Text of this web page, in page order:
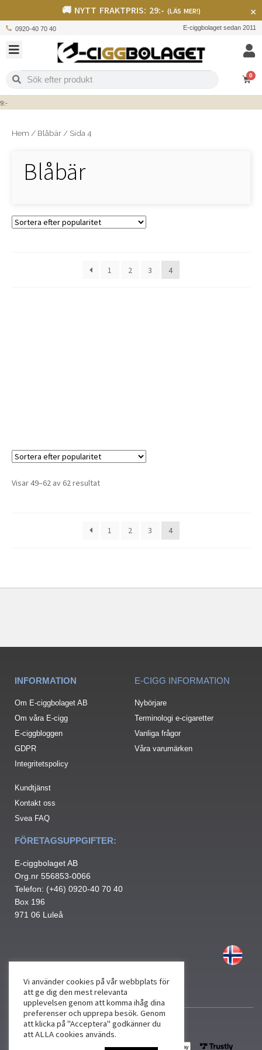
🚚 NYTT FRAKTPRIS: 29:- (LÄS MER!) ×
0920-40 70 40 E-ciggbolaget sedan 2011
0
Hem / Blåbär / Sida 4
Blåbär
1 2 3 4
Visar 49–62 av 62 resultat
1 2 3 4
INFORMATION
Om E-ciggbolaget AB
Om våra E-cigg
E-ciggbloggen
GDPR
Integritetspolicy
Kundtjänst
Kontakt oss
Svea FAQ
E-CIGG INFORMATION
Nybörjare
Terminologi e-cigaretter
Vanliga frågor
Våra varumärken
FÖRETAGSUPPGIFTER:
E-ciggbolaget AB
Org.nr 556853-0066
Telefon: (+46) 0920-40 70 40
Box 196
971 06 Luleå
Vi använder cookies på vår webbplats för
att ge dig den mest relevanta
upplevelsen genom att komma ihåg dina
preferenser och upprepa besök. Genom
att klicka på "Acceptera" godkänner du
att ALLA cookies används.